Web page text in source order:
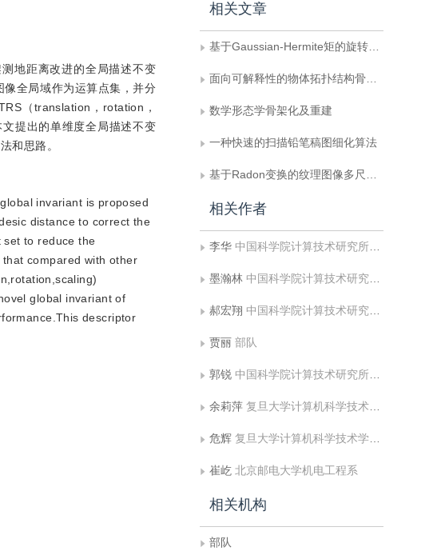
地距离改进的全局描述不变
全局域作为运算点集，并分
（translation，rotation，
提出的单维度全局描述不变
和思路。
invariant is proposed
distance to correct the
set to reduce the
compared with other
global invariant of
descriptor
相关文章
基于Gaussian-Hermite矩的旋转运动模糊不变量
面向可解释性的物体拓扑结构骨架表征方法
数学形态学骨架化及重建
一种快速的扫描铅笔稿图细化算法
基于Radon变换的纹理图像多尺度不变量分析算法
相关作者
李华 中国科学院计算技术研究所智能信息处理重点实验室;中国科学院大学
墨瀚林 中国科学院计算技术研究所智能信息处理重点实验室;中国科学院大学
郝宏翔 中国科学院计算技术研究所智能信息处理重点实验室;中国科学院大学
贾丽 部队
郭锐 中国科学院计算技术研究所智能信息处理重点实验室
余莉萍 复旦大学计算机科学技术学院认知算法模型实验室;上海市数据科学重点实验室
危辉 复旦大学计算机科学技术学院认知算法模型实验室;上海市数据科学重点实验室
崔屹 北京邮电大学机电工程系
相关机构
部队